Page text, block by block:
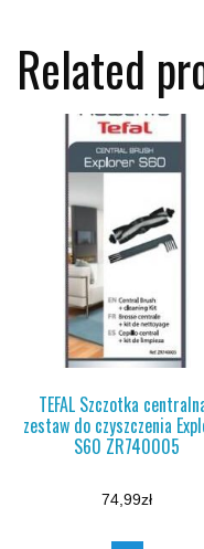
Related
TEFAL Szczotka
zestaw do czyszczenia
S60 ZR740005
74,99zł